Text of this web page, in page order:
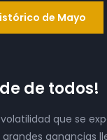
de Mayo
de todos!
que se
ganancias